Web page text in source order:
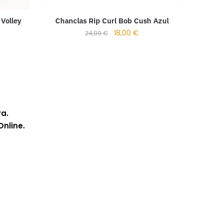
Chanclas Rip Curl Bob Cush Azul
24,99€ 18,00 €